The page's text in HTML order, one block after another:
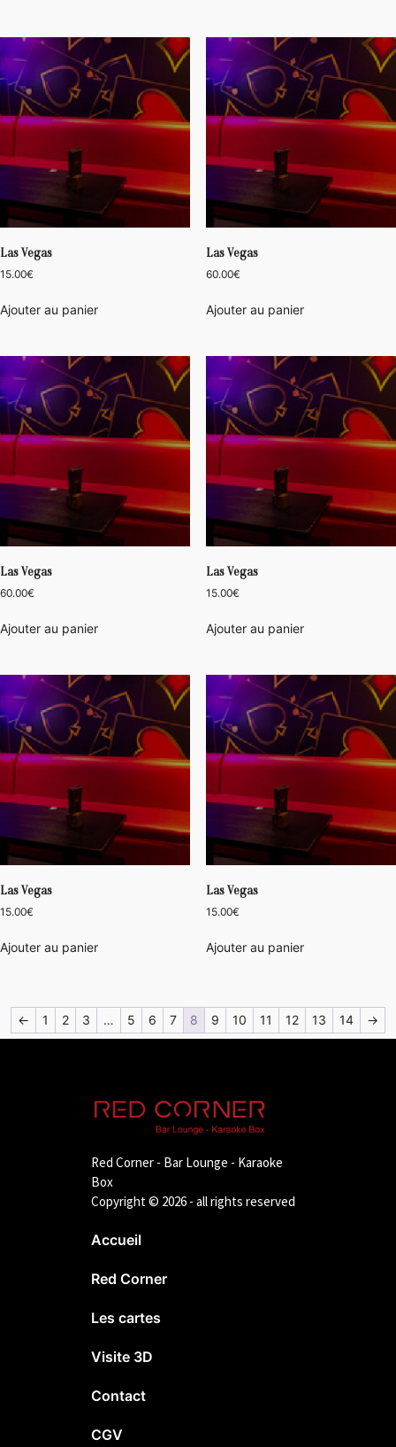
Las Vegas
15.00€
Ajouter au panier
Las Vegas
60.00€
Ajouter au panier
Las Vegas
60.00€
Ajouter au panier
Las Vegas
15.00€
Ajouter au panier
Las Vegas
15.00€
Ajouter au panier
Las Vegas
15.00€
Ajouter au panier
← 1 2 3 … 5 6 7 8 9 10 11 12 13 14 →
Red Corner - Bar Lounge - Karaoke
Box
Copyright © 2026 - all rights reserved
Accueil
Red Corner
Les cartes
Visite 3D
Contact
CGV